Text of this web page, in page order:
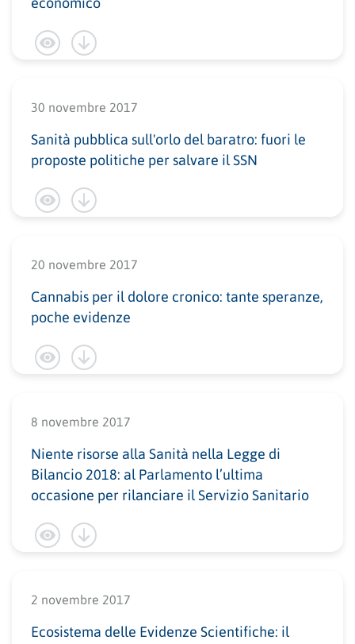
economico
30 novembre 2017
Sanità pubblica sull'orlo del baratro: fuori le
proposte politiche per salvare il SSN
20 novembre 2017
Cannabis per il dolore cronico: tante speranze,
poche evidenze
8 novembre 2017
Niente risorse alla Sanità nella Legge di
Bilancio 2018: al Parlamento l’ultima
occasione per rilanciare il Servizio Sanitario
2 novembre 2017
Ecosistema delle Evidenze Scientifiche: il